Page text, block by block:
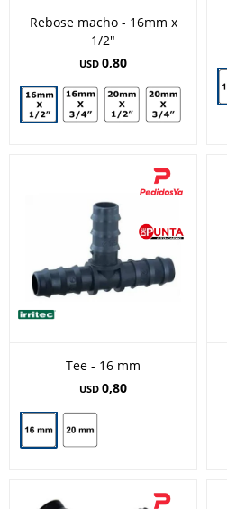
Rebose macho - 16mm x
1/2"
USD 0,80
Tee - 16 mm
USD 0,80